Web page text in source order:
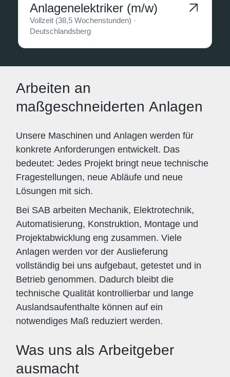
Anlagenelektriker (m/w)
Vollzeit (38,5 Wochenstunden) ·
Deutschlandsberg
Arbeiten an
maßgeschneiderten Anlagen
Unsere Maschinen und Anlagen werden für
konkrete Anforderungen entwickelt. Das
bedeutet: Jedes Projekt bringt neue technische
Fragestellungen, neue Abläufe und neue
Lösungen mit sich.
Bei SAB arbeiten Mechanik, Elektrotechnik,
Automatisierung, Konstruktion, Montage und
Projektabwicklung eng zusammen. Viele
Anlagen werden vor der Auslieferung
vollständig bei uns aufgebaut, getestet und in
Betrieb genommen. Dadurch bleibt die
technische Qualität kontrollierbar und lange
Auslandsaufenthalte können auf ein
notwendiges Maß reduziert werden.
Was uns als Arbeitgeber
ausmacht